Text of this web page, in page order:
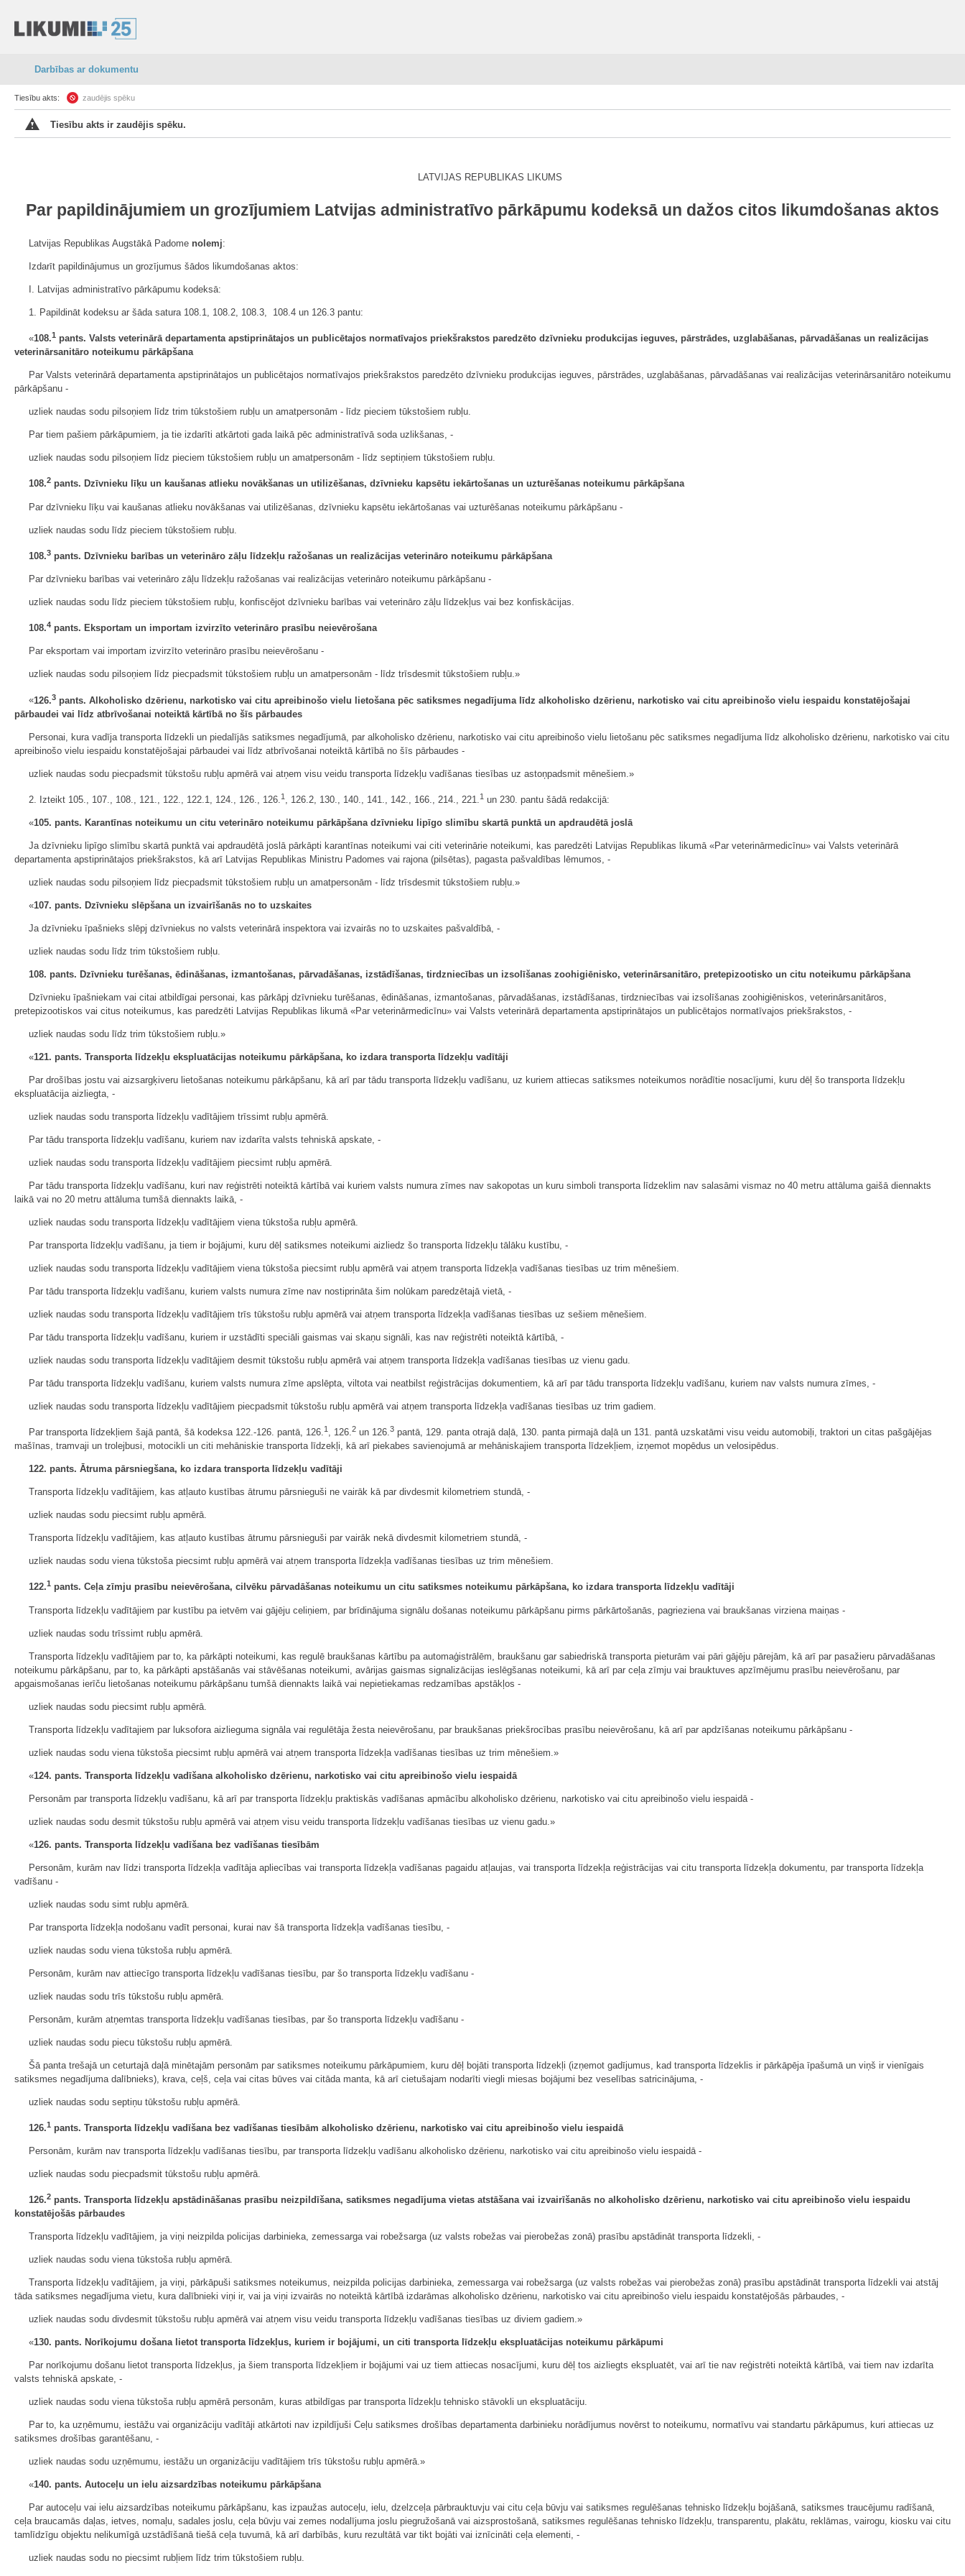
Darbības ar dokumentu
Tiesību akts: zaudējis spēku
Tiesību akts ir zaudējis spēku.
LATVIJAS REPUBLIKAS LIKUMS
Par papildinājumiem un grozījumiem Latvijas administratīvo pārkāpumu kodeksā un dažos citos likumdošanas aktos
Latvijas Republikas Augstākā Padome nolemj:
Izdarīt papildinājumus un grozījumus šādos likumdošanas aktos:
I. Latvijas administratīvo pārkāpumu kodeksā:
1. Papildināt kodeksu ar šāda satura 108.1, 108.2, 108.3, 108.4 un 126.3 pantu:
«108.1 pants. Valsts veterinārā departamenta apstiprinātajos un publicētajos normatīvajos priekšrakstos paredzēto dzīvnieku produkcijas ieguves, pārstrādes, uzglabāšanas, pārvadāšanas un realizācijas
veterinārsanitāro noteikumu pārkāpšana
Par Valsts veterinārā departamenta apstiprinātajos un publicētajos normatīvajos priekšrakstos paredzēto dzīvnieku produkcijas ieguves, pārstrādes, uzglabāšanas, pārvadāšanas vai realizācijas veterinārsanitāro noteikumu
pārkāpšanu -
uzliek naudas sodu pilsoņiem līdz trim tūkstošiem rubļu un amatpersonām - līdz pieciem tūkstošiem rubļu.
Par tiem pašiem pārkāpumiem, ja tie izdarīti atkārtoti gada laikā pēc administratīvā soda uzlikšanas, -
uzliek naudas sodu pilsoņiem līdz pieciem tūkstošiem rubļu un amatpersonām - līdz septiņiem tūkstošiem rubļu.
108.2 pants. Dzīvnieku līķu un kaušanas atlieku novākšanas un utilizēšanas, dzīvnieku kapsētu iekārtošanas un uzturēšanas noteikumu pārkāpšana
Par dzīvnieku līķu vai kaušanas atlieku novākšanas vai utilizēšanas, dzīvnieku kapsētu iekārtošanas vai uzturēšanas noteikumu pārkāpšanu -
uzliek naudas sodu līdz pieciem tūkstošiem rubļu.
108.3 pants. Dzīvnieku barības un veterināro zāļu līdzekļu ražošanas un realizācijas veterināro noteikumu pārkāpšana
Par dzīvnieku barības vai veterināro zāļu līdzekļu ražošanas vai realizācijas veterināro noteikumu pārkāpšanu -
uzliek naudas sodu līdz pieciem tūkstošiem rubļu, konfiscējot dzīvnieku barības vai veterināro zāļu līdzekļus vai bez konfiskācijas.
108.4 pants. Eksportam un importam izvirzīto veterināro prasību neievērošana
Par eksportam vai importam izvirzīto veterināro prasību neievērošanu -
uzliek naudas sodu pilsoņiem līdz piecpadsmit tūkstošiem rubļu un amatpersonām - līdz trīsdesmit tūkstošiem rubļu.»
«126.3 pants. Alkoholisko dzērienu, narkotisko vai citu apreibinošo vielu lietošana pēc satiksmes negadījuma līdz alkoholisko dzērienu, narkotisko vai citu apreibinošo vielu iespaidu konstatējošajai
pārbaudei vai līdz atbrīvošanai noteiktā kārtībā no šīs pārbaudes
Personai, kura vadīja transporta līdzekli un piedalījās satiksmes negadījumā, par alkoholisko dzērienu, narkotisko vai citu apreibinošo vielu lietošanu pēc satiksmes negadījuma līdz alkoholisko dzērienu, narkotisko vai citu
apreibinošo vielu iespaidu konstatējošajai pārbaudei vai līdz atbrīvošanai noteiktā kārtībā no šīs pārbaudes -
uzliek naudas sodu piecpadsmit tūkstošu rubļu apmērā vai atņem visu veidu transporta līdzekļu vadīšanas tiesības uz astoņpadsmit mēnešiem.»
2. Izteikt 105., 107., 108., 121., 122., 122.1, 124., 126., 126. 1 , 126.2, 130., 140., 141., 142., 166., 214., 221. 1 un 230. pantu šādā redakcijā:
«105. pants. Karantīnas noteikumu un citu veterināro noteikumu pārkāpšana dzīvnieku lipīgo slimību skartā punktā un apdraudētā joslā
Ja dzīvnieku lipīgo slimību skartā punktā vai apdraudētā joslā pārkāpti karantīnas noteikumi vai citi veterinārie noteikumi, kas paredzēti Latvijas Republikas likumā «Par veterinārmedicīnu» vai Valsts veterinārā
departamenta apstiprinātajos priekšrakstos, kā arī Latvijas Republikas Ministru Padomes vai rajona (pilsētas), pagasta pašvaldības lēmumos, -
uzliek naudas sodu pilsoņiem līdz piecpadsmit tūkstošiem rubļu un amatpersonām - līdz trīsdesmit tūkstošiem rubļu.»
«107. pants. Dzīvnieku slēpšana un izvairīšanās no to uzskaites
Ja dzīvnieku īpašnieks slēpj dzīvniekus no valsts veterinārā inspektora vai izvairās no to uzskaites pašvaldībā, -
uzliek naudas sodu līdz trim tūkstošiem rubļu.
108. pants. Dzīvnieku turēšanas, ēdināšanas, izmantošanas, pārvadāšanas, izstādīšanas, tirdzniecības un izsolīšanas zoohigiēnisko, veterinārsanitāro, pretepizootisko un citu noteikumu pārkāpšana
Dzīvnieku īpašniekam vai citai atbildīgai personai, kas pārkāpj dzīvnieku turēšanas, ēdināšanas, izmantošanas, pārvadāšanas, izstādīšanas, tirdzniecības vai izsolīšanas zoohigiēniskos, veterinārsanitāros,
pretepizootiskos vai citus noteikumus, kas paredzēti Latvijas Republikas likumā «Par veterinārmedicīnu» vai Valsts veterinārā departamenta apstiprinātajos un publicētajos normatīvajos priekšrakstos, -
uzliek naudas sodu līdz trim tūkstošiem rubļu.»
«121. pants. Transporta līdzekļu ekspluatācijas noteikumu pārkāpšana, ko izdara transporta līdzekļu vadītāji
Par drošības jostu vai aizsargķiveru lietošanas noteikumu pārkāpšanu, kā arī par tādu transporta līdzekļu vadīšanu, uz kuriem attiecas satiksmes noteikumos norādītie nosacījumi, kuru dēļ šo transporta līdzekļu
ekspluatācija aizliegta, -
uzliek naudas sodu transporta līdzekļu vadītājiem trīssimt rubļu apmērā.
Par tādu transporta līdzekļu vadīšanu, kuriem nav izdarīta valsts tehniskā apskate, -
uzliek naudas sodu transporta līdzekļu vadītājiem piecsimt rubļu apmērā.
Par tādu transporta līdzekļu vadīšanu, kuri nav reģistrēti noteiktā kārtībā vai kuriem valsts numura zīmes nav sakopotas un kuru simboli transporta līdzeklim nav salasāmi vismaz no 40 metru attāluma gaišā diennakts
laikā vai no 20 metru attāluma tumšā diennakts laikā, -
uzliek naudas sodu transporta līdzekļu vadītājiem viena tūkstoša rubļu apmērā.
Par transporta līdzekļu vadīšanu, ja tiem ir bojājumi, kuru dēļ satiksmes noteikumi aizliedz šo transporta līdzekļu tālāku kustību, -
uzliek naudas sodu transporta līdzekļu vadītājiem viena tūkstoša piecsimt rubļu apmērā vai atņem transporta līdzekļa vadīšanas tiesības uz trim mēnešiem.
Par tādu transporta līdzekļu vadīšanu, kuriem valsts numura zīme nav nostiprināta šim nolūkam paredzētajā vietā, -
uzliek naudas sodu transporta līdzekļu vadītājiem trīs tūkstošu rubļu apmērā vai atņem transporta līdzekļa vadīšanas tiesības uz sešiem mēnešiem.
Par tādu transporta līdzekļu vadīšanu, kuriem ir uzstādīti speciāli gaismas vai skaņu signāli, kas nav reģistrēti noteiktā kārtībā, -
uzliek naudas sodu transporta līdzekļu vadītājiem desmit tūkstošu rubļu apmērā vai atņem transporta līdzekļa vadīšanas tiesības uz vienu gadu.
Par tādu transporta līdzekļu vadīšanu, kuriem valsts numura zīme apslēpta, viltota vai neatbilst reģistrācijas dokumentiem, kā arī par tādu transporta līdzekļu vadīšanu, kuriem nav valsts numura zīmes, -
uzliek naudas sodu transporta līdzekļu vadītājiem piecpadsmit tūkstošu rubļu apmērā vai atņem transporta līdzekļa vadīšanas tiesības uz trim gadiem.
Par transporta līdzekļiem šajā pantā, šā kodeksa 122.-126. pantā, 126.1 , 126.2 un 126.3 pantā, 129. panta otrajā daļā, 130. panta pirmajā daļā un 131. pantā uzskatāmi visu veidu automobiļi, traktori un citas pašgājējas
mašīnas, tramvaji un trolejbusi, motocikli un citi mehāniskie transporta līdzekļi, kā arī piekabes savienojumā ar mehāniskajiem transporta līdzekļiem, izņemot mopēdus un velosipēdus.
122. pants. Ātruma pārsniegšana, ko izdara transporta līdzekļu vadītāji
Transporta līdzekļu vadītājiem, kas atļauto kustības ātrumu pārsnieguši ne vairāk kā par divdesmit kilometriem stundā, -
uzliek naudas sodu piecsimt rubļu apmērā.
Transporta līdzekļu vadītājiem, kas atļauto kustības ātrumu pārsnieguši par vairāk nekā divdesmit kilometriem stundā, -
uzliek naudas sodu viena tūkstoša piecsimt rubļu apmērā vai atņem transporta līdzekļa vadīšanas tiesības uz trim mēnešiem.
122.1 pants. Ceļa zīmju prasību neievērošana, cilvēku pārvadāšanas noteikumu un citu satiksmes noteikumu pārkāpšana, ko izdara transporta līdzekļu vadītāji
Transporta līdzekļu vadītājiem par kustību pa ietvēm vai gājēju celiņiem, par brīdinājuma signālu došanas noteikumu pārkāpšanu pirms pārkārtošanās, pagrieziena vai braukšanas virziena maiņas -
uzliek naudas sodu trīssimt rubļu apmērā.
Transporta līdzekļu vadītājiem par to, ka pārkāpti noteikumi, kas regulē braukšanas kārtību pa automaģistrālēm, braukšanu gar sabiedriskā transporta pieturām vai pāri gājēju pārejām, kā arī par pasažieru pārvadāšanas
noteikumu pārkāpšanu, par to, ka pārkāpti apstāšanās vai stāvēšanas noteikumi, avārijas gaismas signalizācijas ieslēgšanas noteikumi, kā arī par ceļa zīmju vai brauktuves apzīmējumu prasību neievērošanu, par
apgaismošanas ierīču lietošanas noteikumu pārkāpšanu tumšā diennakts laikā vai nepietiekamas redzamības apstākļos -
uzliek naudas sodu piecsimt rubļu apmērā.
Transporta līdzekļu vadītajiem par luksofora aizlieguma signāla vai regulētāja žesta neievērošanu, par braukšanas priekšrocības prasību neievērošanu, kā arī par apdzīšanas noteikumu pārkāpšanu -
uzliek naudas sodu viena tūkstoša piecsimt rubļu apmērā vai atņem transporta līdzekļa vadīšanas tiesības uz trim mēnešiem.»
«124. pants. Transporta līdzekļu vadīšana alkoholisko dzērienu, narkotisko vai citu apreibinošo vielu iespaidā
Personām par transporta līdzekļu vadīšanu, kā arī par transporta līdzekļu praktiskās vadīšanas apmācību alkoholisko dzērienu, narkotisko vai citu apreibinošo vielu iespaidā -
uzliek naudas sodu desmit tūkstošu rubļu apmērā vai atņem visu veidu transporta līdzekļu vadīšanas tiesības uz vienu gadu.»
«126. pants. Transporta līdzekļu vadīšana bez vadīšanas tiesībām
Personām, kurām nav līdzi transporta līdzekļa vadītāja apliecības vai transporta līdzekļa vadīšanas pagaidu atļaujas, vai transporta līdzekļa reģistrācijas vai citu transporta līdzekļa dokumentu, par transporta līdzekļa
vadīšanu -
uzliek naudas sodu simt rubļu apmērā.
Par transporta līdzekļa nodošanu vadīt personai, kurai nav šā transporta līdzekļa vadīšanas tiesību, -
uzliek naudas sodu viena tūkstoša rubļu apmērā.
Personām, kurām nav attiecīgo transporta līdzekļu vadīšanas tiesību, par šo transporta līdzekļu vadīšanu -
uzliek naudas sodu trīs tūkstošu rubļu apmērā.
Personām, kurām atņemtas transporta līdzekļu vadīšanas tiesības, par šo transporta līdzekļu vadīšanu -
uzliek naudas sodu piecu tūkstošu rubļu apmērā.
Šā panta trešajā un ceturtajā daļā minētajām personām par satiksmes noteikumu pārkāpumiem, kuru dēļ bojāti transporta līdzekļi (izņemot gadījumus, kad transporta līdzeklis ir pārkāpēja īpašumā un viņš ir vienīgais
satiksmes negadījuma dalībnieks), krava, ceļš, ceļa vai citas būves vai citāda manta, kā arī cietušajam nodarīti viegli miesas bojājumi bez veselības satricinājuma, -
uzliek naudas sodu septiņu tūkstošu rubļu apmērā.
126.1 pants. Transporta līdzekļu vadīšana bez vadīšanas tiesībām alkoholisko dzērienu, narkotisko vai citu apreibinošo vielu iespaidā
Personām, kurām nav transporta līdzekļu vadīšanas tiesību, par transporta līdzekļu vadīšanu alkoholisko dzērienu, narkotisko vai citu apreibinošo vielu iespaidā -
uzliek naudas sodu piecpadsmit tūkstošu rubļu apmērā.
126.2 pants. Transporta līdzekļu apstādināšanas prasību neizpildīšana, satiksmes negadījuma vietas atstāšana vai izvairīšanās no alkoholisko dzērienu, narkotisko vai citu apreibinošo vielu iespaidu
konstatējošās pārbaudes
Transporta līdzekļu vadītājiem, ja viņi neizpilda policijas darbinieka, zemessarga vai robežsarga (uz valsts robežas vai pierobežas zonā) prasību apstādināt transporta līdzekli, -
uzliek naudas sodu viena tūkstoša rubļu apmērā.
Transporta līdzekļu vadītājiem, ja viņi, pārkāpuši satiksmes noteikumus, neizpilda policijas darbinieka, zemessarga vai robežsarga (uz valsts robežas vai pierobežas zonā) prasību apstādināt transporta līdzekli vai atstāj
tāda satiksmes negadījuma vietu, kura dalībnieki viņi ir, vai ja viņi izvairās no noteiktā kārtībā izdarāmas alkoholisko dzērienu, narkotisko vai citu apreibinošo vielu iespaidu konstatējošās pārbaudes, -
uzliek naudas sodu divdesmit tūkstošu rubļu apmērā vai atņem visu veidu transporta līdzekļu vadīšanas tiesības uz diviem gadiem.»
«130. pants. Norīkojumu došana lietot transporta līdzekļus, kuriem ir bojājumi, un citi transporta līdzekļu ekspluatācijas noteikumu pārkāpumi
Par norīkojumu došanu lietot transporta līdzekļus, ja šiem transporta līdzekļiem ir bojājumi vai uz tiem attiecas nosacījumi, kuru dēļ tos aizliegts ekspluatēt, vai arī tie nav reģistrēti noteiktā kārtībā, vai tiem nav izdarīta
valsts tehniskā apskate, -
uzliek naudas sodu viena tūkstoša rubļu apmērā personām, kuras atbildīgas par transporta līdzekļu tehnisko stāvokli un ekspluatāciju.
Par to, ka uzņēmumu, iestāžu vai organizāciju vadītāji atkārtoti nav izpildījuši Ceļu satiksmes drošības departamenta darbinieku norādījumus novērst to noteikumu, normatīvu vai standartu pārkāpumus, kuri attiecas uz
satiksmes drošības garantēšanu, -
uzliek naudas sodu uzņēmumu, iestāžu un organizāciju vadītājiem trīs tūkstošu rubļu apmērā.»
«140. pants. Autoceļu un ielu aizsardzības noteikumu pārkāpšana
Par autoceļu vai ielu aizsardzības noteikumu pārkāpšanu, kas izpaužas autoceļu, ielu, dzelzceļa pārbrauktuvju vai citu ceļa būvju vai satiksmes regulēšanas tehnisko līdzekļu bojāšanā, satiksmes traucējumu radīšanā,
ceļa braucamās daļas, ietves, nomaļu, sadales joslu, ceļa būvju vai zemes nodalījuma joslu piegružošanā vai aizsprostošanā, satiksmes regulēšanas tehnisko līdzekļu, transparentu, plakātu, reklāmas, vairogu, kiosku vai citu
tamlīdzīgu objektu nelikumīgā uzstādīšanā tiešā ceļa tuvumā, kā arī darbībās, kuru rezultātā var tikt bojāti vai iznīcināti ceļa elementi, -
uzliek naudas sodu no piecsimt rubļiem līdz trim tūkstošiem rubļu.